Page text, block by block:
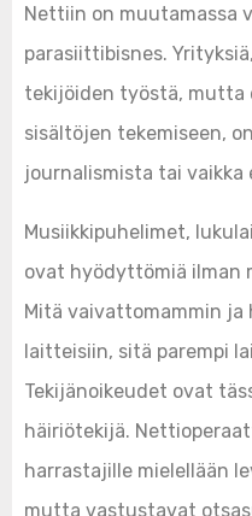
Nettiin on muutamassa
parasiittibisnes.
tekijöiden työstä, mutta
sisältöjen tekemiseen,
journalismista tai vaikka
Musiikkipuhelimet,
ovat hyödyttömiä ilman
Mitä vaivattomammin ja
laitteisiin, sitä parempi
Tekijänoikeudet ovat
häiriötekijä.
harrastajille mielellään
mutta vastustavat